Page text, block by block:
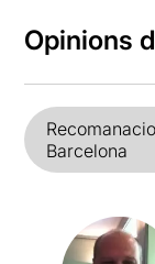
Opinions
Barcelona